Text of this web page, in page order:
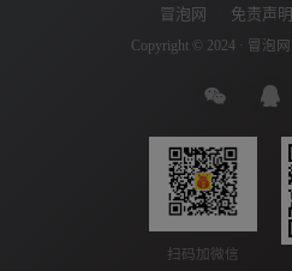
冒泡网 免责声明
Copyright © 2024 · 冒泡网
扫码加微信